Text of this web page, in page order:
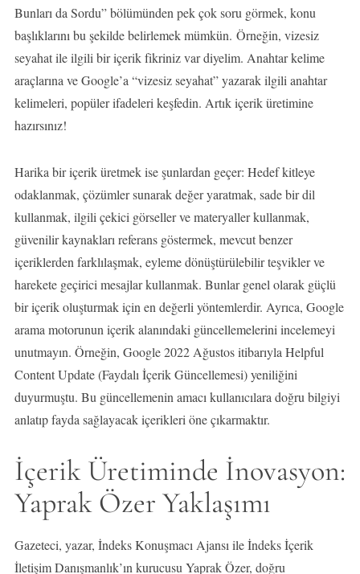
Bunları da Sordu” bölümünden pek çok soru görmek, konu
başlıklarını bu şekilde belirlemek mümkün. Örneğin, vizesiz
seyahat ile ilgili bir içerik fikriniz var diyelim. Anahtar kelime
araçlarına ve Google’a “vizesiz seyahat” yazarak ilgili anahtar
kelimeleri, popüler ifadeleri keşfedin. Artık içerik üretimine
hazırsınız!
Harika bir içerik üretmek ise şunlardan geçer: Hedef kitleye
odaklanmak, çözümler sunarak değer yaratmak, sade bir dil
kullanmak, ilgili çekici görseller ve materyaller kullanmak,
güvenilir kaynakları referans göstermek, mevcut benzer
içeriklerden farklılaşmak, eyleme dönüştürülebilir teşvikler ve
harekete geçirici mesajlar kullanmak. Bunlar genel olarak güçlü
bir içerik oluşturmak için en değerli yöntemlerdir. Ayrıca, Google
arama motorunun içerik alanındaki güncellemelerini incelemeyi
unutmayın. Örneğin, Google 2022 Ağustos itibarıyla Helpful
Content Update (Faydalı İçerik Güncellemesi) yeniliğini
duyurmuştu. Bu güncellemenin amacı kullanıcılara doğru bilgiyi
anlatıp fayda sağlayacak içerikleri öne çıkarmaktır.
İçerik Üretiminde İnovasyon:
Yaprak Özer Yaklaşımı
Gazeteci, yazar, İndeks Konuşmacı Ajansı ile İndeks İçerik
İletişim Danışmanlık’ın kurucusu Yaprak Özer, doğru